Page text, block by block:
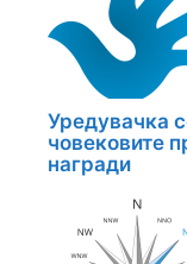
Уредувачка
човековите
награди